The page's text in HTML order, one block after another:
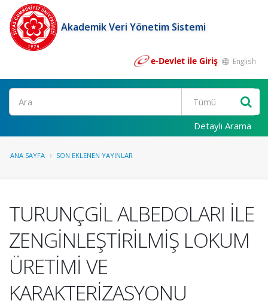
Akademik Veri Yönetim Sistemi
e-Devlet ile Giriş English
Ara
Detaylı Arama
ANA SAYFA SON EKLENEN YAYINLAR
TURUNÇGİL ALBEDOLARI İLE
ZENGİNLEŞTİRİLMİŞ LOKUM
ÜRETİMİ VE
KARAKTERİZASYONU